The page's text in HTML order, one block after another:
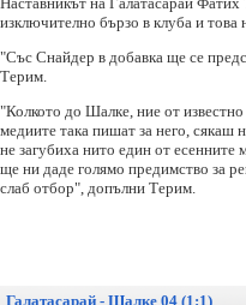
изключително бързо в клуба и
"Със Снайдер в добавка ще се
Терим.
"Колкото до Шалке, ние от
медиите така пишат за него, сякаш
не загубиха нито един от
ще ни даде голямо предимство за
слаб отбор", допълни Терим.
Галатасарай - Шалке 04 (1:1)